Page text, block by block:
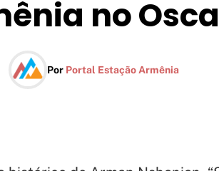
no
Por Portal Estação Armênia